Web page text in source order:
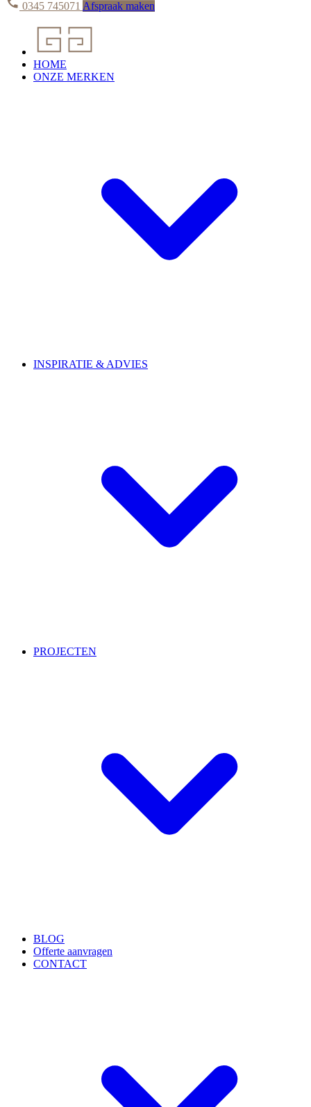
0345 745071 Afspraak maken
HOME
ONZE MERKEN
INSPIRATIE & ADVIES
PROJECTEN
BLOG
Offerte aanvragen
CONTACT